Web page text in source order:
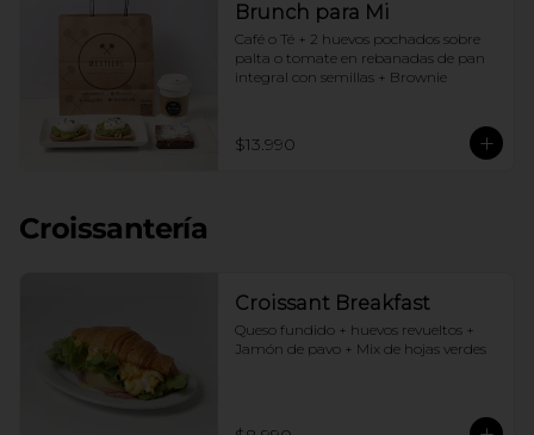
Brunch para Mi
Café o Té + 2 huevos pochados sobre
palta o tomate en rebanadas de pan
integral con semillas + Brownie
$13.990
Croissantería
Croissant Breakfast
Queso fundido + huevos revueltos +
Jamón de pavo + Mix de hojas verdes